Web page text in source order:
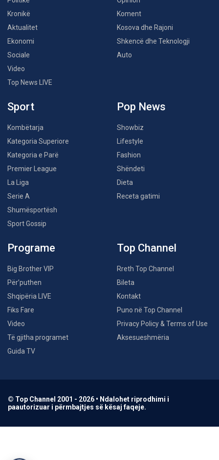
Kronikë
Aktualitet
Ekonomi
Sociale
Video
Top News LIVE
Koment
Kosova dhe Rajoni
Shkencë dhe Teknologji
Auto
Sport
Kombëtarja
Kategoria Superiore
Kategoria e Parë
Premier League
La Liga
Serie A
Shumësportësh
Sport Gossip
Pop News
Showbiz
Lifestyle
Fashion
Shëndeti
Dieta
Receta gatimi
Programe
Big Brother VIP
Për’puthen
Shqipëria LIVE
Fiks Fare
Video
Të gjitha programet
Guida TV
Top Channel
Rreth Top Channel
Bileta
Kontakt
Puno në Top Channel
Privacy Policy & Terms of Use
Aksesueshmëria
© Top Channel 2001 - 2026 • Ndalohet riprodhimi i
paautorizuar i përmbajtjes së kësaj faqeje.